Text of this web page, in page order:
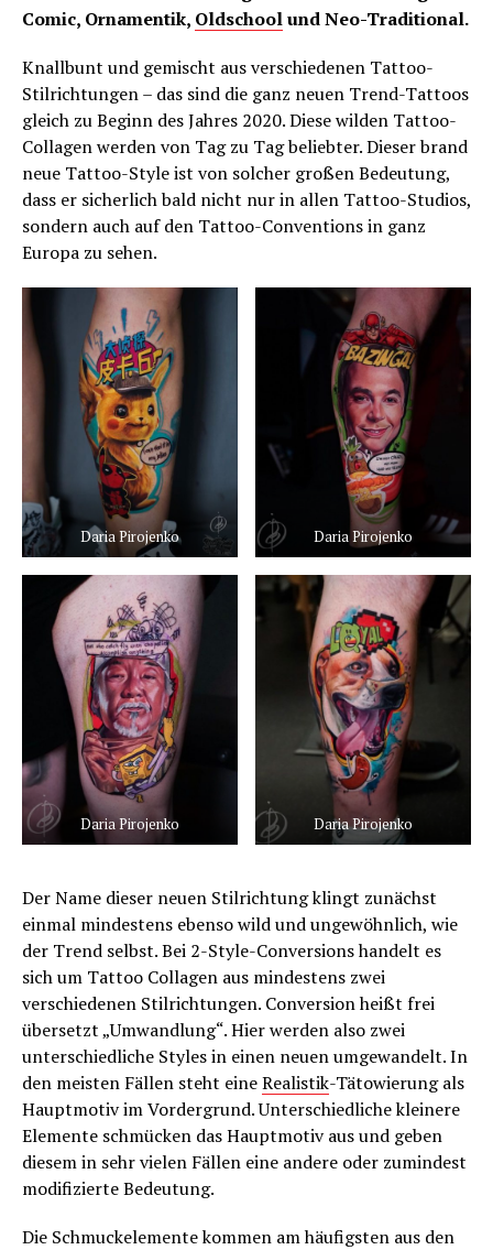
Comic, Ornamentik, Oldschoolund Neo-Traditional.
Knallbunt und gemischt aus verschiedenen Tattoo-
Stilrichtungen – das sind die ganz neuen Trend-Tattoos
gleich zu Beginn des Jahres 2020. Diese wilden Tattoo-
Collagen werden von Tag zu Tag beliebter. Dieser brand
neue Tattoo-Style ist von solcher großen Bedeutung,
dass er sicherlich bald nicht nur in allen Tattoo-Studios,
sondern auch auf den Tattoo-Conventions in ganz
Europa zu sehen.
Daria Pirojenko Daria Pirojenko
Daria Pirojenko Daria Pirojenko
Der Name dieser neuen Stilrichtung klingt zunächst
einmal mindestens ebenso wild und ungewöhnlich, wie
der Trend selbst. Bei 2-Style-Conversions handelt es
sich um Tattoo Collagen aus mindestens zwei
verschiedenen Stilrichtungen. Conversion heißt frei
übersetzt „Umwandlung“. Hier werden also zwei
unterschiedliche Styles in einen neuen umgewandelt. In
den meisten Fällen steht eineRealistik-Tätowierung als
Hauptmotiv im Vordergrund. Unterschiedliche kleinere
Elemente schmücken das Hauptmotiv aus und geben
diesem in sehr vielen Fällen eine andere oder zumindest
modifizierte Bedeutung.
Die Schmuckelemente kommen am häufigsten aus den